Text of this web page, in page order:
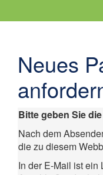
Neues
Bitte geben Sie
Nach dem
die zu diesem
In der E-Mail ist